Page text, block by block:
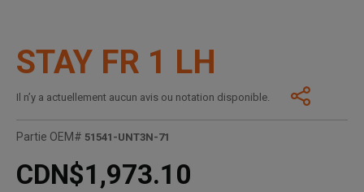
STAY FR 1 LH
Il n’y a actuellement aucun avis ou notation disponible.
Partie OEM# 51541-UNT3N-71
CDN$1,973.10